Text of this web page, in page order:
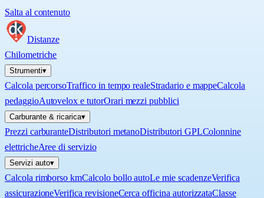
Salta al contenuto
Distanze
Chilometriche
Strumenti▾
Calcola percorsoTraffico in tempo realeStradario e mappeCalcola
pedaggioAutovelox e tutorOrari mezzi pubblici
Carburante & ricarica▾
Prezzi carburanteDistributori metanoDistributori GPLColonnine
elettricheAree di servizio
Servizi auto▾
Calcola rimborso kmCalcolo bollo autoLe mie scadenzeVerifica
assicurazioneVerifica revisioneCerca officina autorizzataClasse